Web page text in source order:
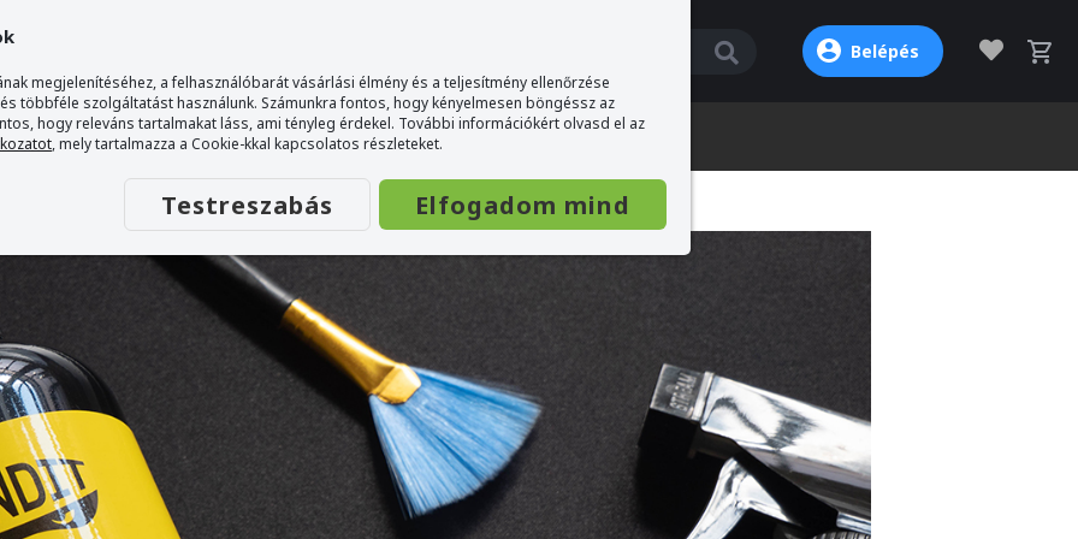
Belépés
megjelenítéséhez, a felhasználóbarát vásárlási élmény és a teljesítmény ellenőrzése
többféle szolgáltatást használunk. Számunkra fontos, hogy kényelmesen böngéssz az
hogy releváns tartalmakat láss, ami tényleg érdekel. További információkért olvasd el az
, mely tartalmazza a Cookie-kkal kapcsolatos részleteket.
Testreszabás Elfogadom mind